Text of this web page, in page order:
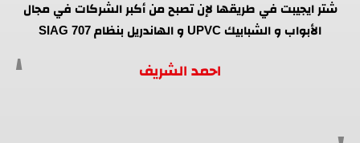
شتر ايجيبت في طريقها لإن تصبح من أكبر الشركات في مجال
الأبواب و الشبابيك UPVC و الهاندريل بنظام SIAG 707
احمد الشريف